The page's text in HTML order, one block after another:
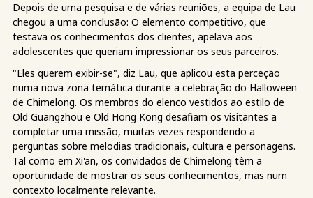
Depois de uma pesquisa e de várias reuniões, a equipa de Lau
chegou a uma conclusão: O elemento competitivo, que
testava os conhecimentos dos clientes, apelava aos
adolescentes que queriam impressionar os seus parceiros.
"Eles querem exibir-se", diz Lau, que aplicou esta perceção
numa nova zona temática durante a celebração do Halloween
de Chimelong. Os membros do elenco vestidos ao estilo de
Old Guangzhou e Old Hong Kong desafiam os visitantes a
completar uma missão, muitas vezes respondendo a
perguntas sobre melodias tradicionais, cultura e personagens.
Tal como em Xi'an, os convidados de Chimelong têm a
oportunidade de mostrar os seus conhecimentos, mas num
contexto localmente relevante.